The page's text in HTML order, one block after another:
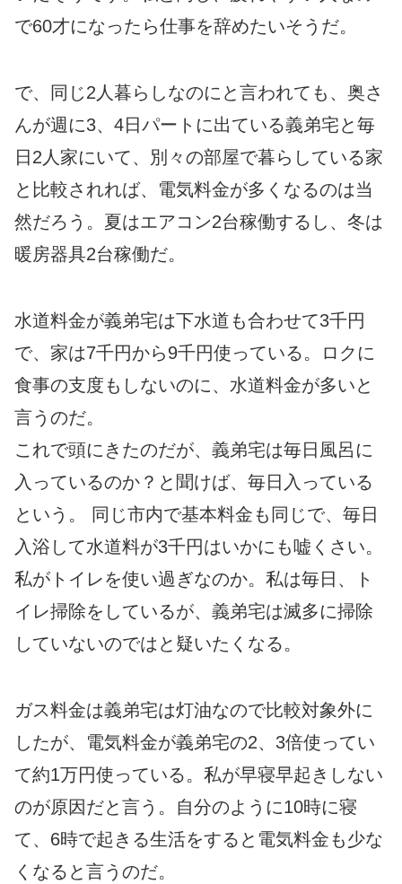
で60才になったら仕事を辞めたいそうだ。
で、同じ2人暮らしなのにと言われても、奥さ
んが週に3、4日パートに出ている義弟宅と毎
日2人家にいて、別々の部屋で暮らしている家
と比較されれば、電気料金が多くなるのは当
然だろう。夏はエアコン2台稼働するし、冬は
暖房器具2台稼働だ。
水道料金が義弟宅は下水道も合わせて3千円
で、家は7千円から9千円使っている。ロクに
食事の支度もしないのに、水道料金が多いと
言うのだ。
これで頭にきたのだが、義弟宅は毎日風呂に
入っているのか？と聞けば、毎日入っている
という。 同じ市内で基本料金も同じで、毎日
入浴して水道料が3千円はいかにも嘘くさい。
私がトイレを使い過ぎなのか。私は毎日、ト
イレ掃除をしているが、義弟宅は滅多に掃除
していないのではと疑いたくなる。
ガス料金は義弟宅は灯油なので比較対象外に
したが、電気料金が義弟宅の2、3倍使ってい
て約1万円使っている。私が早寝早起きしない
のが原因だと言う。自分のように10時に寝
て、6時で起きる生活をすると電気料金も少な
くなると言うのだ。